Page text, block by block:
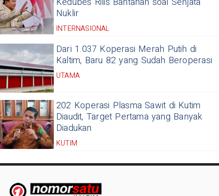
Nuklir
INTERNASIONAL
Dari 1.037 Koperasi Merah Putih di
Kaltim, Baru 82 yang Sudah Beroperasi
UTAMA
202 Koperasi Plasma Sawit di Kutim
Diaudit, Target Pertama yang Banyak
Diadukan
KUTIM